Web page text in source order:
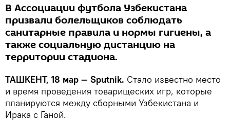
В Ассоциации футбола Узбекистана
призвали болельщиков соблюдать
санитарные правила и нормы гигиены, а
также социальную дистанцию на
территории стадиона.
ТАШКЕНТ, 18 мар — Sputnik. Стало известно место
и время проведения товарищеских игр, которые
планируются между сборными Узбекистана и
Ирака с Ганой.